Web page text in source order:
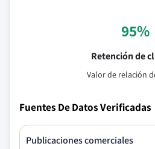
95%
Retención de
Valor de relación
Fuentes De Datos Verificadas
Publicaciones comerciales